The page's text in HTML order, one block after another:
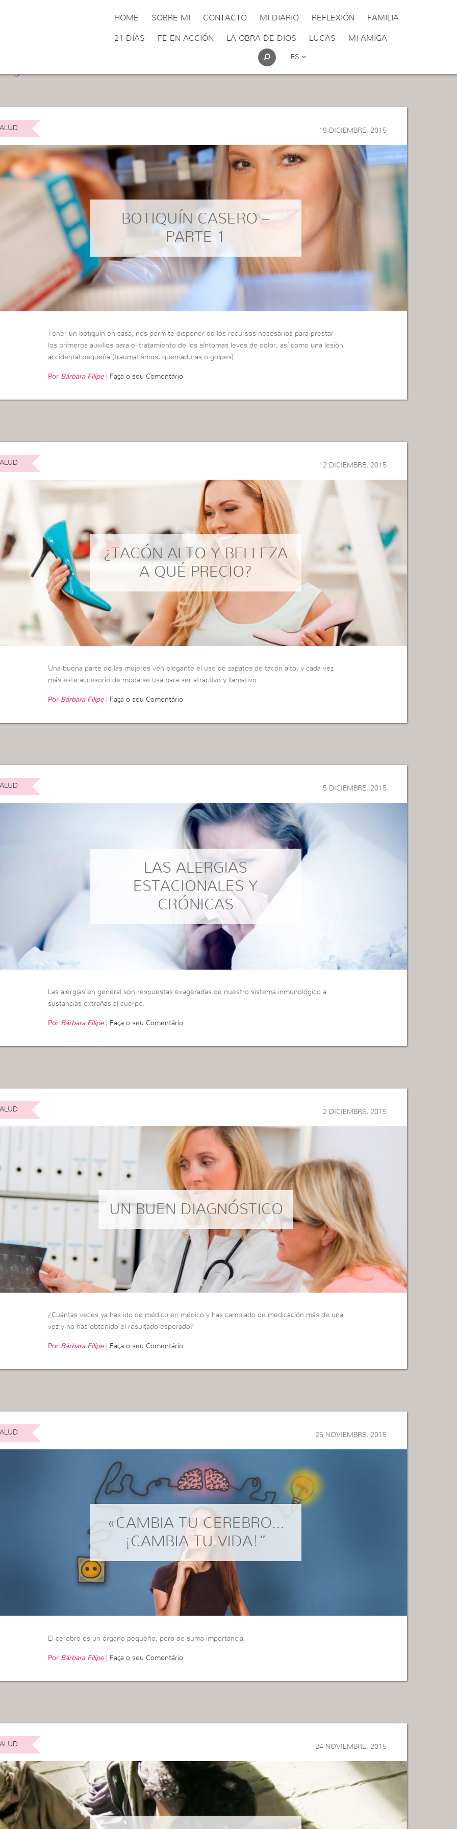
HOME SOBRE MI CONTACTO MI DIARIO REFLEXIÓN FAMILIA
21 DÍAS FE EN ACCIÓN LA OBRA DE DIOS LUCAS MI AMIGA
ES
19 DICIEMBRE, 2015
BOTIQUÍN CASERO –
PARTE 1
Tener un botiquín en casa, nos permite disponer de los recursos necesarios para prestar
los primeros auxilios para el tratamiento de los síntomas leves de dolor, así como una lesión
accidental pequeña (traumatismos, quemaduras o golpes).
Por Bárbara Filipe Faça o seu Comentário
12 DICIEMBRE, 2015
¿TACÓN ALTO Y BELLEZA
A QUÉ PRECIO?
Una buena parte de las mujeres ven elegante el uso de zapatos de tacón alto, y cada vez
más este accesorio de moda se usa para ser atractivo y llamativo.
Por Bárbara Filipe Faça o seu Comentário
5 DICIEMBRE, 2015
LAS ALERGIAS
ESTACIONALES Y
CRÓNICAS
Las alergias en general son respuestas exageradas de nuestro sistema inmunológico a
sustancias extrañas al cuerpo.
Por Bárbara Filipe Faça o seu Comentário
2 DICIEMBRE, 2015
UN BUEN DIAGNÓSTICO
¿Cuántas veces ya has ido de médico en médico y has cambiado de medicación más de una
vez y no has obtenido el resultado esperado?
Por Bárbara Filipe Faça o seu Comentário
25 NOVIEMBRE, 2015
«CAMBIA TU CEREBRO…
¡CAMBIA TU VIDA!”
El cerebro es un órgano pequeño, pero de suma importancia.
Por Bárbara Filipe Faça o seu Comentário
24 NOVIEMBRE, 2015